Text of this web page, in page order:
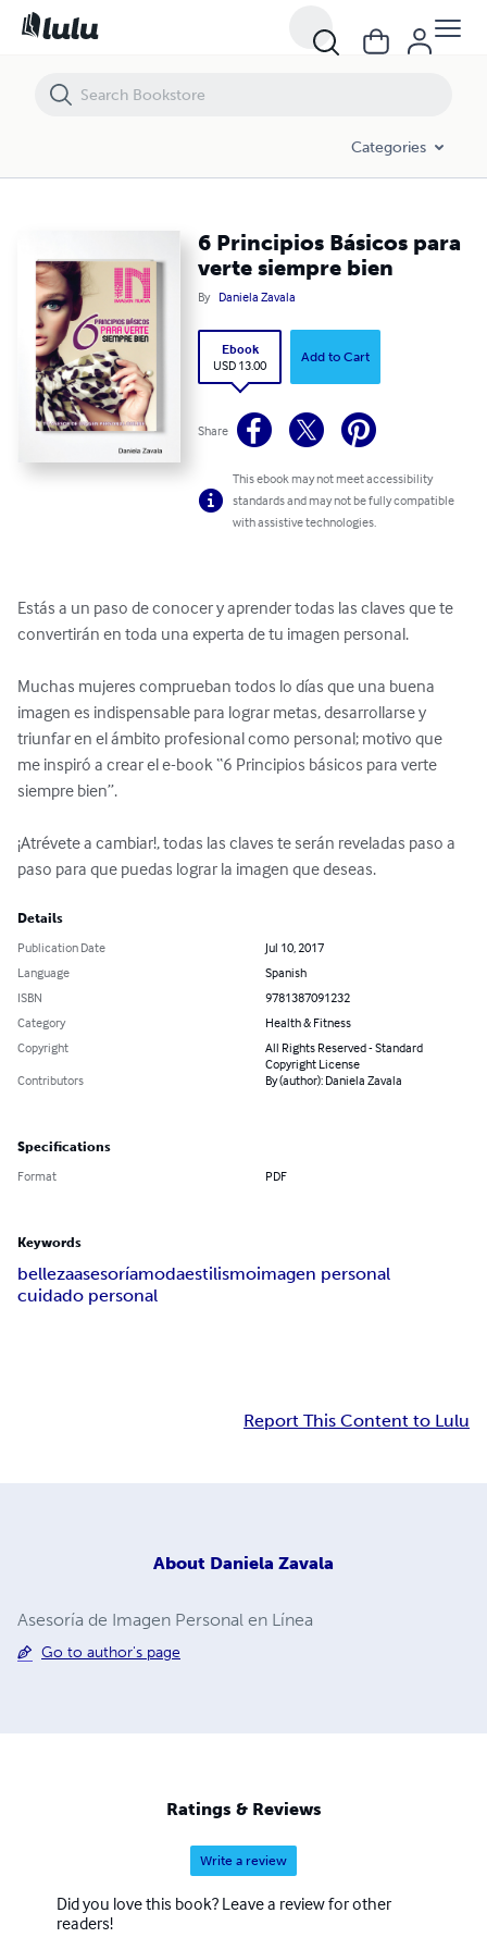
Categories
6 Principios Básicos para
verte siempre bien
By Daniela Zavala
Ebook
USD 13.00
Add to Cart
Share
This ebook may not meet accessibility
standards and may not be fully compatible
with assistive technologies.
Estás a un paso de conocer y aprender todas las claves que te
convertirán en toda una experta de tu imagen personal.
Muchas mujeres comprueban todos lo días que una buena
imagen es indispensable para lograr metas, desarrollarse y
triunfar en el ámbito profesional como personal; motivo que
me inspiró a crear el e-book “6 Principios básicos para verte
siempre bien”.
¡Atrévete a cambiar!, todas las claves te serán reveladas paso a
paso para que puedas lograr la imagen que deseas.
Details
Publication Date
Jul 10, 2017
Language
Spanish
ISBN
9781387091232
Category
Health & Fitness
Copyright
All Rights Reserved - Standard
Copyright License
Contributors
By (author): Daniela Zavala
Specifications
Format PDF
Keywords
bellezaasesoríamodaestilismoimagen personal
cuidado personal
Report This Content to Lulu
About Daniela Zavala
Asesoría de Imagen Personal en Línea
Go to author's page
Ratings & Reviews
Write a review
Did you love this book? Leave a review for other
readers!
6 Principios Básicos para verte siempre bien